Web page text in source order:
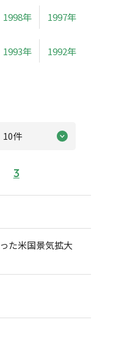
1998年 1997年
1993年 1992年
3
た米国景気拡大